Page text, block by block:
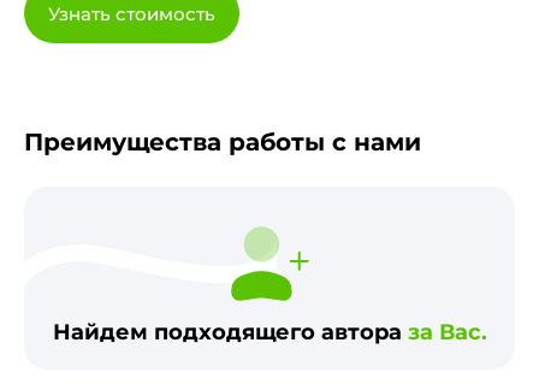
Узнать стоимость
Преимущества работы с нами
Найдем подходящего автора за Вас.